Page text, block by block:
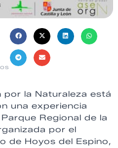
por la Naturaleza está
una experiencia
Regional de la
por el
de Hoyos del Espino,